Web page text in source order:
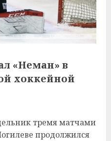
«Неман» в
хоккейной
тремя матчами
продолжился